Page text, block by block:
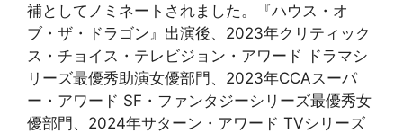
補としてノミネートされました。『ハウス・オ
ブ・ザ・ドラゴン』出演後、2023年クリティック
ス・チョイス・テレビジョン・アワード ドラマシ
リーズ最優秀助演女優部門、2023年CCAスーパ
ー・アワード SF・ファンタジーシリーズ最優秀女
優部門、2024年サターン・アワード TVシリーズ